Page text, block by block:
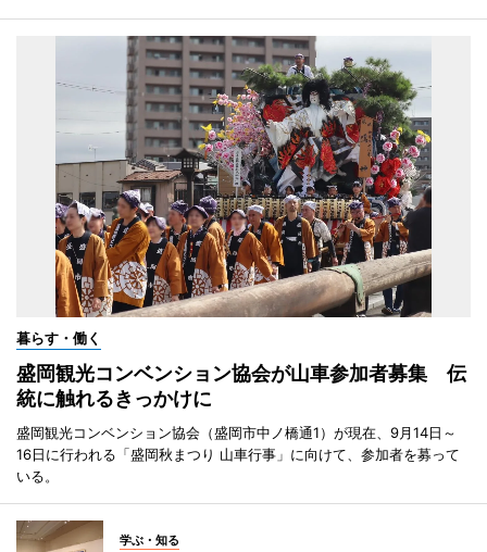
暮らす・働く
盛岡観光コンベンション協会が山車参加者募集 伝
統に触れるきっかけに
盛岡観光コンベンション協会（盛岡市中ノ橋通1）が現在、9月14日～
16日に行われる「盛岡秋まつり 山車行事」に向けて、参加者を募って
いる。
学ぶ・知る